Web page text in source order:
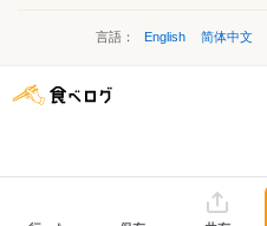
言語： English 简体中文